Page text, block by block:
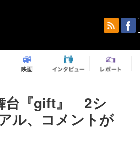
台『gift』 2シ
ル、コメントが